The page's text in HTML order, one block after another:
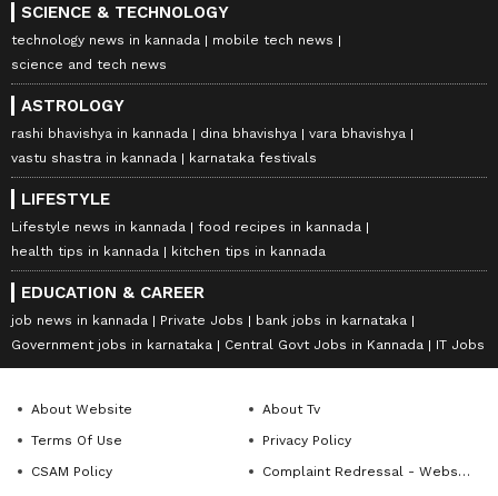
SCIENCE & TECHNOLOGY
technology news in kannada
mobile tech news
science and tech news
ASTROLOGY
rashi bhavishya in kannada dina bhavishya
vara bhavishya
vastu shastra in kannada
karnataka festivals
LIFESTYLE
Lifestyle news in kannada
food recipes in kannada
health tips in kannada
kitchen tips in kannada
EDUCATION & CAREER
job news in kannada Private Jobs
bank jobs in karnataka
Government jobs in karnataka
Central Govt Jobs in Kannada IT Jobs
About Website
About Tv
Terms Of Use
Privacy Policy
CSAM Policy
Complaint Redressal - Website